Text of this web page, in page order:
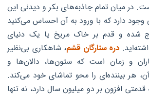
در میان تمام جاذبه‌های بکر و دیدنی این
وجود دارد که با ورود به آن احساس می‌کنید
شده و قدم بر خاک مریخ یا یک دنیای
دره ستارگان قشم، شاهکاری بی‌نظیر
و زمان است که ستون‌ها، دالان‌ها و
هر بیننده‌ای را محو تماشای خود می‌کند.
قدمتی افزون بر دو میلیون سال دارد، نه تنها